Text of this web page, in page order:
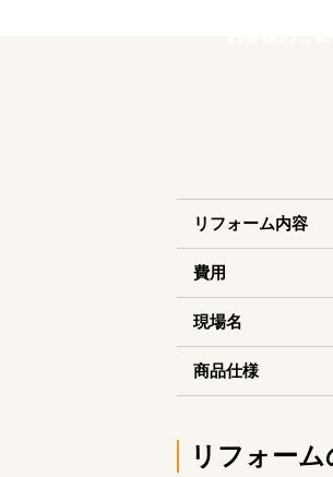
リフォーム内容
費用
現場名
商品仕様
リフォー